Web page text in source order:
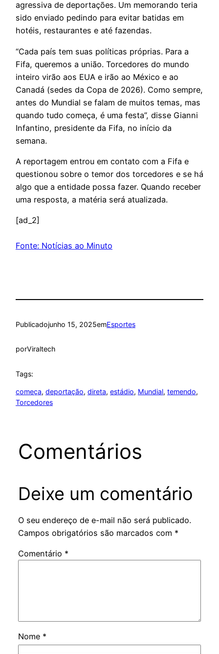
agressiva de deportações. Um memorando teria
sido enviado pedindo para evitar batidas em
hotéis, restaurantes e até fazendas.
“Cada país tem suas políticas próprias. Para a
Fifa, queremos a união. Torcedores do mundo
inteiro virão aos EUA e irão ao México e ao
Canadá (sedes da Copa de 2026). Como sempre,
antes do Mundial se falam de muitos temas, mas
quando tudo começa, é uma festa”, disse Gianni
Infantino, presidente da Fifa, no início da
semana.
A reportagem entrou em contato com a Fifa e
questionou sobre o temor dos torcedores e se há
algo que a entidade possa fazer. Quando receber
uma resposta, a matéria será atualizada.
[ad_2]
Fonte: Notícias ao Minuto
Publicadojunho 15, 2025emEsportes
porViraltech
Tags:
começa, deportação, direta, estádio, Mundial, temendo
Torcedores
Comentários
Deixe um comentário
O seu endereço de e-mail não será publicado.
Campos obrigatórios são marcados com *
Comentário *
Nome *